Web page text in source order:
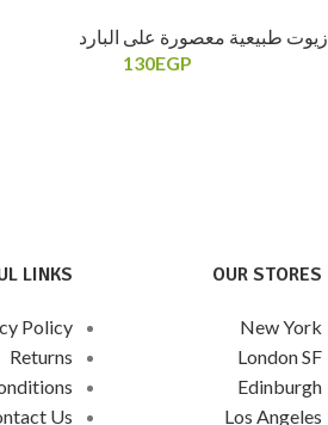
زيوت طبيعية معصورة على البارد
130EGP
OUR STORES
New York
London SF
Edinburgh
Los Angeles
LINKS
Policy
Returns
Us